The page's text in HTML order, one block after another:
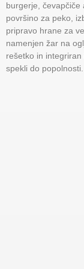
burgerje, čevapčiče
površino za peko,
pripravo hrane za
namenjen žar na
rešetko in
spekli do popolnosti.